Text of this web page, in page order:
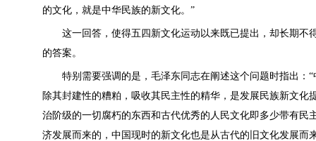
的文化，就是中华民族的新文化。”
这一回答，使得五四新文化运动以来既已提出，却长期不
的答案。
特别需要强调的是，毛泽东同志在阐述这个问题时指出：“
除其封建性的糟粕，吸收其民主性的精华，是发展民族新文
治阶级的一切腐朽的东西和古代优秀的人民文化即多少带有
济发展而来的，中国现时的新文化也是从古代的旧文化发展